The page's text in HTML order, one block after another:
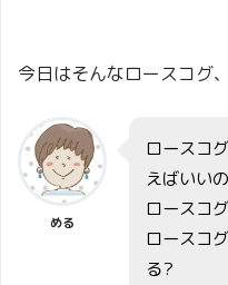
今日はそんなロースコグ
める
ロースコ
えばいい
ロースコ
ロースコ
る?